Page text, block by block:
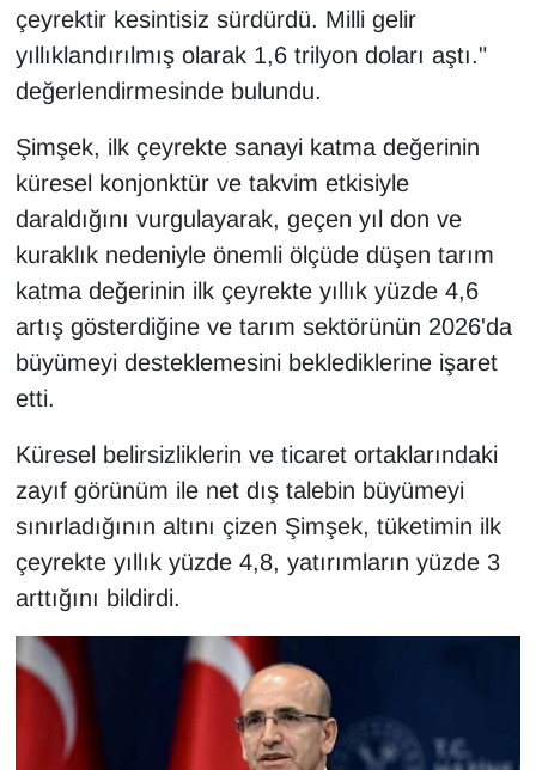
çeyrektir kesintisiz sürdürdü. Milli gelir
yıllıklandırılmış olarak 1,6 trilyon doları aştı."
değerlendirmesinde bulundu.
Şimşek, ilk çeyrekte sanayi katma değerinin
küresel konjonktür ve takvim etkisiyle
daraldığını vurgulayarak, geçen yıl don ve
kuraklık nedeniyle önemli ölçüde düşen tarım
katma değerinin ilk çeyrekte yıllık yüzde 4,6
artış gösterdiğine ve tarım sektörünün 2026'da
büyümeyi desteklemesini beklediklerine işaret
etti.
Küresel belirsizliklerin ve ticaret ortaklarındaki
zayıf görünüm ile net dış talebin büyümeyi
sınırladığının altını çizen Şimşek, tüketimin ilk
çeyrekte yıllık yüzde 4,8, yatırımların yüzde 3
arttığını bildirdi.
MEDYA
ONE EKONOMİ
POLİTİKA
Resmi İlanlar
RÖPORTAJ
SAĞLIK
Sinema - TV
SİYASET
SPOR
TEKNOLOJİ